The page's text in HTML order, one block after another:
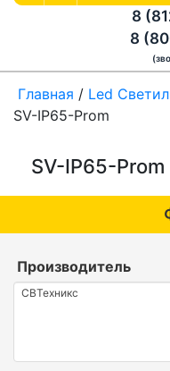
8
8
Главная / Led
SV-IP65-Prom
SV-IP65-
Производитель